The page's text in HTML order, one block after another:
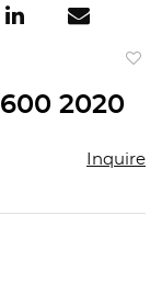
2020
Inquire